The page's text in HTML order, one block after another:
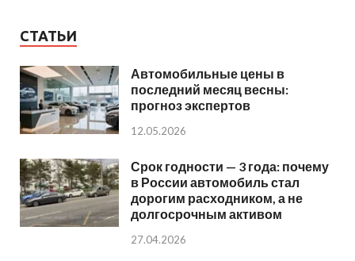
СТАТЬИ
Автомобильные цены в
последний месяц весны:
прогноз экспертов
12.05.2026
Срок годности — 3 года: почему
в России автомобиль стал
дорогим расходником, а не
долгосрочным активом
27.04.2026